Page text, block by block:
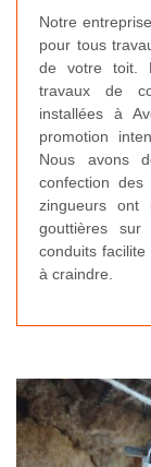
Notre
pour tous
de votre toit.
travaux de
installées à
promotion
Nous avons
confection
zingueurs
gouttières
conduits facilite
à craindre.